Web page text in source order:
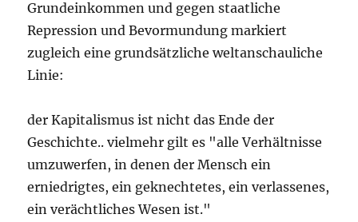
Grundeinkommen und gegen staatliche
Repression und Bevormundung markiert
zugleich eine grundsätzliche weltanschauliche
Linie:
der Kapitalismus ist nicht das Ende der
Geschichte.. vielmehr gilt es "alle Verhältnisse
umzuwerfen, in denen der Mensch ein
erniedrigtes, ein geknechtetes, ein verlassenes,
ein verächtliches Wesen ist."